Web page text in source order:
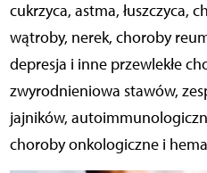
cukrzyca, astma, łuszczyca,
wątroby, nerek, choroby
depresja i inne przewlekłe
zwyrodnieniowa stawów,
jajników,
choroby onkologiczne i